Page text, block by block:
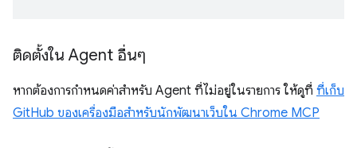
ติดตั้งใน Agent อื่นๆ
หากต้องการกำหนดค่าสำหรับ Agent ที่ไม่อยู่ในรายการ ให้ดูที่ ที่เก็บ
GitHub ของเครื่องมือสำหรับนักพัฒนาเว็บใน Chrome MCP